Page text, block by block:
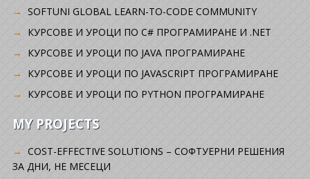
SOFTUNI GLOBAL LEARN-TO-CODE COMMUNITY
КУРСОВЕ И УРОЦИ ПО C# ПРОГРАМИРАНЕ И .NET
КУРСОВЕ И УРОЦИ ПО JAVA ПРОГРАМИРАНЕ
КУРСОВЕ И УРОЦИ ПО JAVASCRIPT ПРОГРАМИРАНЕ
КУРСОВЕ И УРОЦИ ПО PYTHON ПРОГРАМИРАНЕ
MY PROJECTS
COST-EFFECTIVE SOLUTIONS – СОФТУЕРНИ РЕШЕНИЯ
ЗА ДНИ, НЕ МЕСЕЦИ